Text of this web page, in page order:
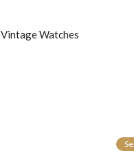
Vintage Watches